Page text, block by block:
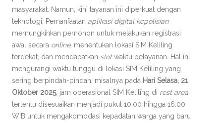
masyarakat. Namun, kini layanan ini diperkuat dengan
teknologi. Pemanfaatan aplikasi digital kepolisian
memungkinkan pemohon untuk melakukan registrasi
awal secara online, menentukan lokasi SIM Keliling
terdekat, dan mendapatkan slotwaktu pelayanan. Hal ini
mengurangi waktu tunggu di lokasi SIM Keliling yang
sering berpindah-pindah, misalnya pada Hari Selasa, 21
Oktober 2025, jam operasional SIM Keliling di rest area
tertentu disesuaikan menjadi pukul 10.00 hingga 16.00
WIB untuk mengakomodasi kepadatan warga yang baru